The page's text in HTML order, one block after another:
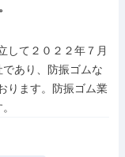
して２０２２年７月
あり、防振ゴムな
ります。防振ゴム業